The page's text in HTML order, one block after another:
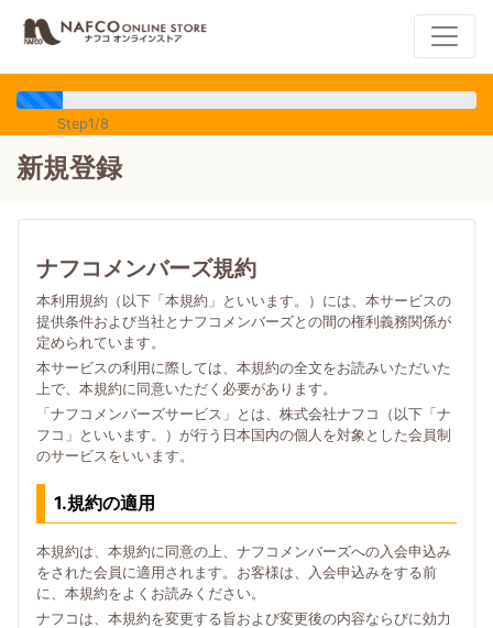
Step1/8
新規登録
ナフコメンバーズ規約
本利用規約（以下「本規約」といいます。）には、本サービスの
提供条件および当社とナフコメンバーズとの間の権利義務関係が
定められています。
本サービスの利用に際しては、本規約の全文をお読みいただいた
上で、本規約に同意いただく必要があります。
「ナフコメンバーズサービス」とは、株式会社ナフコ（以下「ナ
フコ」といいます。）が行う日本国内の個人を対象とした会員制
のサービスをいいます。
1.規約の適用
本規約は、本規約に同意の上、ナフコメンバーズへの入会申込み
をされた会員に適用されます。お客様は、入会申込みをする前
に、本規約をよくお読みください。
ナフコは、本規約を変更する旨および変更後の内容ならびに効力